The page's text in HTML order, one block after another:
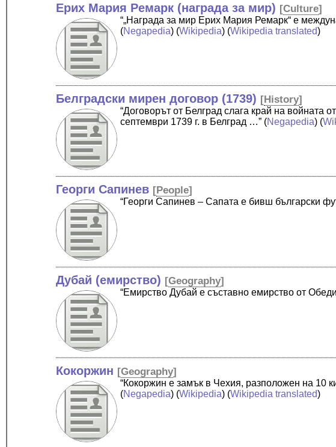
Ерих Мария Ремарк (награда за мир) [Culture]
“„Награда за мир Ерих Мария Ремарк“ е
(Negapedia) (Wikipedia) (Wikipedia translated)
Белградски мирен договор (1739) [History]
“Договорът от Белград слага край на войната
септември 1739 г. в Белград …” (Negapedia) (
Георги Сапинев [People]
“Георги Сапинев – Сапата е бивш български
Дубай (емирство) [Geography]
“Емирство Дубай е съставно емирство от
Кокоржин [Geography]
“Кокоржин е замък в Чехия, разположен на 10
(Negapedia) (Wikipedia) (Wikipedia translated)